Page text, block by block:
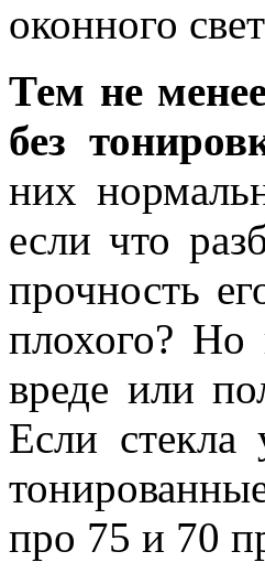
оконного
Тем не
без
них
если что
прочность
плохого?
вреде или
Если
про 75 и 70